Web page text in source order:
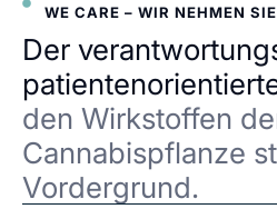
WE CARE – WIR NEHMEN
Der
den Wirkstoffen
Cannabispflanze
Vordergrund.